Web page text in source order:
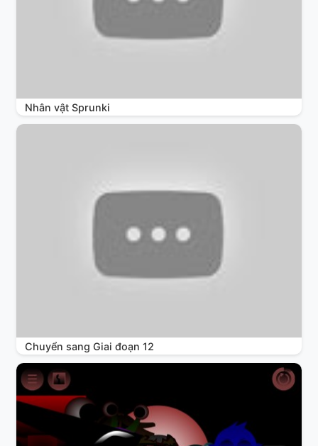
Nhân vật Sprunki
Chuyển sang Giai đoạn 12